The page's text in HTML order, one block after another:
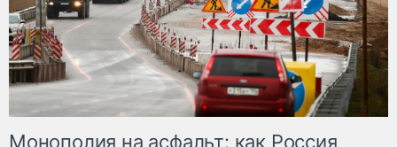
Монополия на асфальт: как Россия